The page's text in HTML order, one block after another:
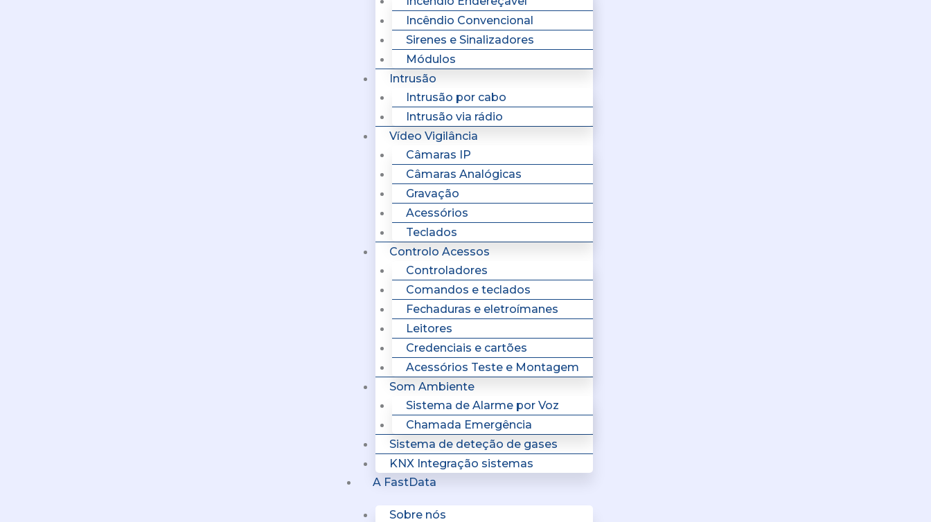
Incêndio Convencional
Sirenes e Sinalizadores
Módulos
Intrusão
Intrusão por cabo
Intrusão via rádio
Vídeo Vigilância
Câmaras IP
Câmaras Analógicas
Gravação
Acessórios
Teclados
Controlo Acessos
Controladores
Comandos e teclados
Fechaduras e eletroímanes
Leitores
Credenciais e cartões
Acessórios Teste e Montagem
Som Ambiente
Sistema de Alarme por Voz
Chamada Emergência
Sistema de deteção de gases
KNX Integração sistemas
A FastData
Sobre nós